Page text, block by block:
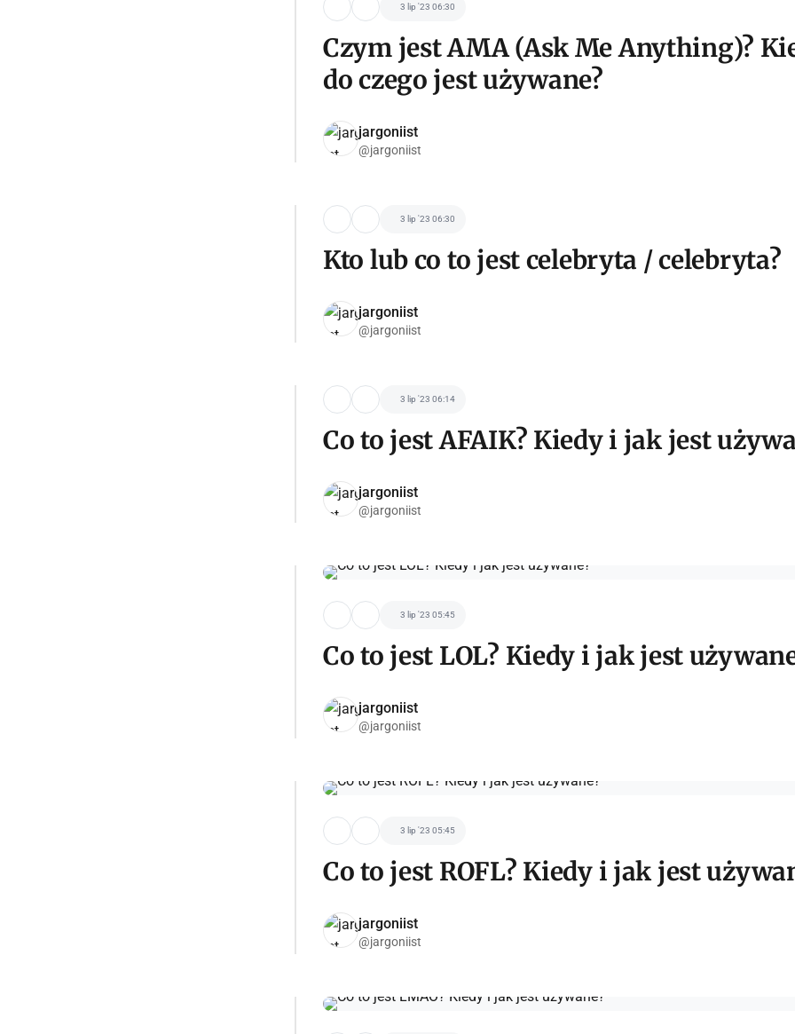
3 lip '23 06:30
Czym jest AMA (Ask Me Anything)?
do czego jest używane?
jargoniist
@jargoniist
3 lip '23 06:30
Kto lub co to jest celebryta / celebryta?
jargoniist
@jargoniist
3 lip '23 06:14
Co to jest AFAIK? Kiedy i jak jest
jargoniist
@jargoniist
3 lip '23 05:45
Co to jest LOL? Kiedy i jak jest
jargoniist
@jargoniist
3 lip '23 05:45
Co to jest ROFL? Kiedy i jak jest
jargoniist
@jargoniist